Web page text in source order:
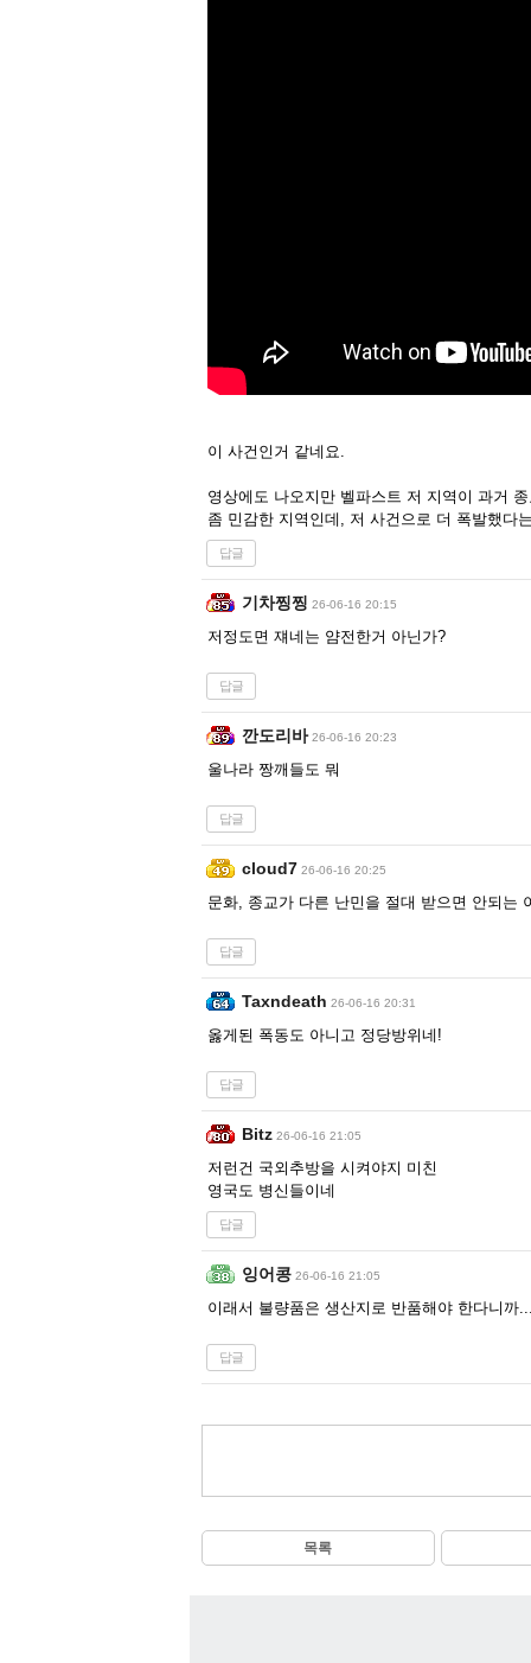
이 사건인거 같네요.
영상에도 나오지만 벨파스트 저 지역이 과거
좀 민감한 지역인데, 저 사건으로 더 폭발했다
답글
기차찡찡 26-06-16 20:15
저정도면 쟤네는 얌전한거 아닌가?
답글
깐도리바 26-06-16 20:23
울나라 짱깨들도 뭐
답글
cloud7 26-06-16 20:25
문화, 종교가 다른 난민을 절대 받으면 안되는
답글
Taxndeath 26-06-16 20:31
옳게된 폭동도 아니고 정당방위네!
답글
Bitz 26-06-16 21:05
저런건 국외추방을 시켜야지 미친
영국도 병신들이네
답글
잉어콩 26-06-16 21:05
이래서 불량품은 생산지로 반품해야 한다니까
답글
목록